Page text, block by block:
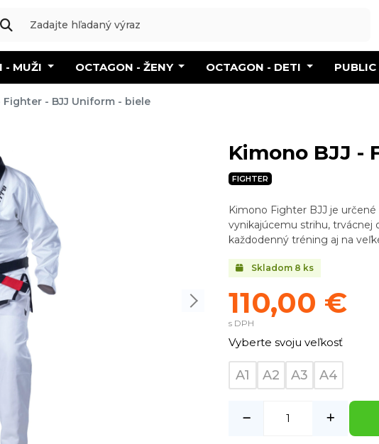
- MUŽI OCTAGON - ŽENY OCTAGON - DETI PUBLIC
Fighter - BJJ Uniform - biele
Kimono BJJ -
FIGHTER
Kimono Fighter BJJ je
vynikajúcemu strihu, trvácnej
každodenný tréning aj na
Skladom 8 ks
110,00 €
s DPH
Vyberte svoju veľkosť
A1 A2 A3 A4